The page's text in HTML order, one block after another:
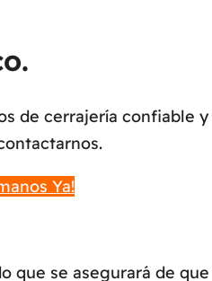
de cerrajería confiable
Ya!
que se asegurará de